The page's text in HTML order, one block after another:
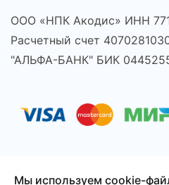
ООО «НПК Акодис» ИНН
Расчетный счет
"АЛЬФА-БАНК" БИК
Мы используем cookie-